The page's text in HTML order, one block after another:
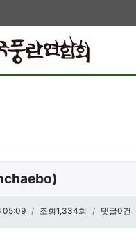
05:09 조회1,334회 댓글0건